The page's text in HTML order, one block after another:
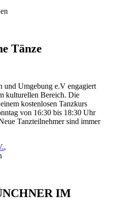
Tänze
und Umgebung e.V engagiert
kulturellen Bereich. Die
kostenlosen Tanzkurs
von 16:30 bis 18:30 Uhr
Tanzteilnehmer sind immer
,
IM